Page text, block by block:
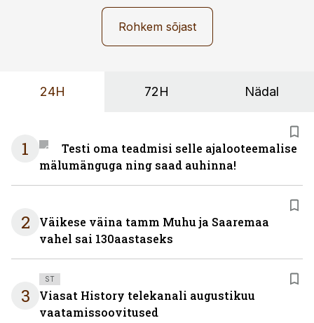
Rohkem sõjast
24H 72H Nädal
1
Testi oma teadmisi selle ajalooteemalise
mälumänguga ning saad auhinna!
2
Väikese väina tamm Muhu ja Saaremaa
vahel sai 130aastaseks
3
ST
Viasat History telekanali augustikuu
vaatamissoovitused